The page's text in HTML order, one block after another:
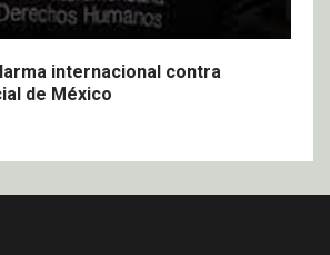
internacional contra
de México